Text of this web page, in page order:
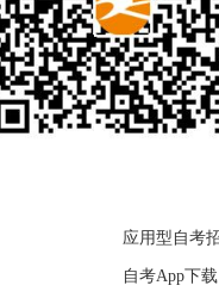
应用型自考
自考App下